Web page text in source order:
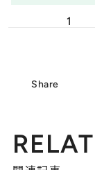
1
Share